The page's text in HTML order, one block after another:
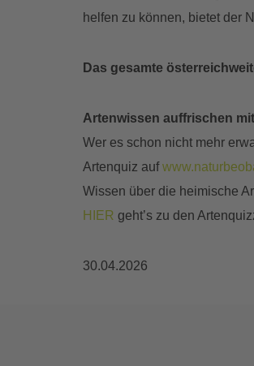
helfen zu können, bietet der
Das gesamte
Artenwissen auffrischen
Wer es schon nicht mehr
Artenquiz auf
Wissen über die heimische
HIER geht’s zu den
30.04.2026